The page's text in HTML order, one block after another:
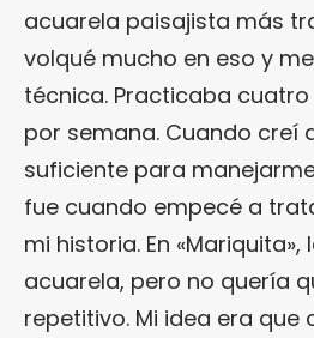
acuarela paisajista más
volqué mucho en eso y
técnica. Practicaba
por semana. Cuando creí
suficiente para
fue cuando empecé a
mi historia. En «Mariquita»,
acuarela, pero no quería
repetitivo. Mi idea era que